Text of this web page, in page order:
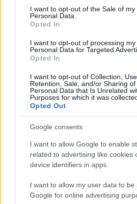
consent section.
I want to opt-out of the Sale of my
Personal Data.
Opted In
I want to opt-out of processing my
Personal Data for Targeted
Opted In
I want to opt-out of Collection, Use,
Retention, Sale, and/or Sharing of
Personal Data that Is Unrelated
Purposes for which it was
Opted Out
Google consents
I want to allow Google to enable
related to advertising like cookies
device identifiers in apps.
I want to allow my user data to be
Google for online advertising
"Nem beszélek már vele évek